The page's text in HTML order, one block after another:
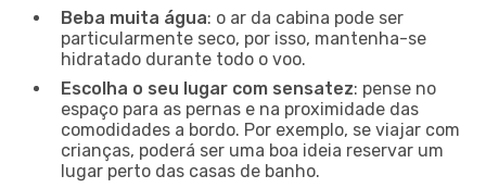
Beba muita água: o ar da cabina pode ser
particularmente seco, por isso, mantenha-se
hidratado durante todo o voo.
Escolha o seu lugar com sensatez: pense no
espaço para as pernas e na proximidade das
comodidades a bordo. Por exemplo, se viajar com
crianças, poderá ser uma boa ideia reservar um
lugar perto das casas de banho.